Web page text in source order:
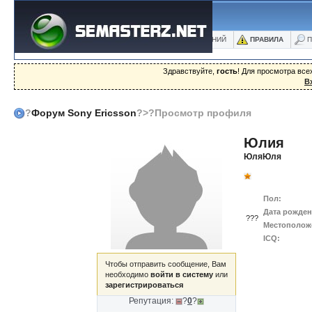
ФОРУМ БЛОГИ ФОТО БАЗА ЗНАНИЙ ПРАВИЛА
Здравствуйте, гость! Для просмотра
?Форум Sony Ericsson?>?Просмотр профиля
Чтобы отправить сообщение, Вам
необходимо войти в систему или
зарегистрироваться
Репутация: ?0?
Юлия
ЮляЮля
???
Пол:
Дата
ICQ: